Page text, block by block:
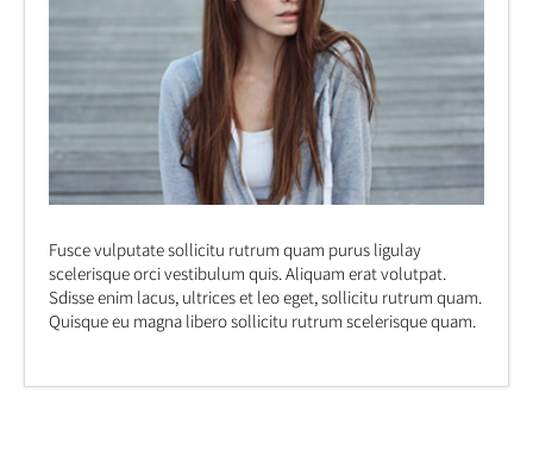
Fusce vulputate sollicitu rutrum quam purus ligulay
scelerisque orci vestibulum quis. Aliquam erat volutpat.
Sdisse enim lacus, ultrices et leo eget, sollicitu rutrum quam.
Quisque eu magna libero sollicitu rutrum scelerisque quam.